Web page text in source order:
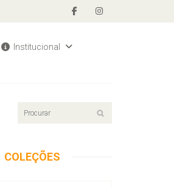
Institucional
COLEÇÕES